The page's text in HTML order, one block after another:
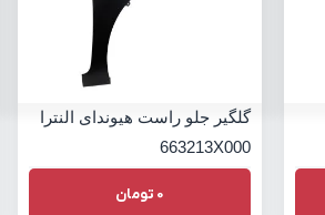
گلگیر جلو راست هیوندای النترا
663213X000
0 تومان